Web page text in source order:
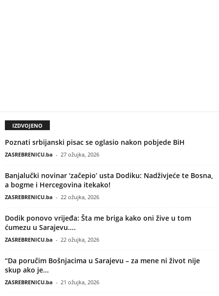
IZDVOJENO
Poznati srbijanski pisac se oglasio nakon pobjede BiH
ZASREBRENICU.ba - 27 ožujka, 2026
Banjalučki novinar ‘začepio’ usta Dodiku: Nadživjeće te Bosna,
a bogme i Hercegovina itekako!
ZASREBRENICU.ba - 22 ožujka, 2026
Dodik ponovo vrijeđa: Šta me briga kako oni žive u tom
ćumezu u Sarajevu....
ZASREBRENICU.ba - 22 ožujka, 2026
“Da poručim Bošnjacima u Sarajevu – za mene ni život nije
skup ako je...
ZASREBRENICU.ba - 21 ožujka, 2026